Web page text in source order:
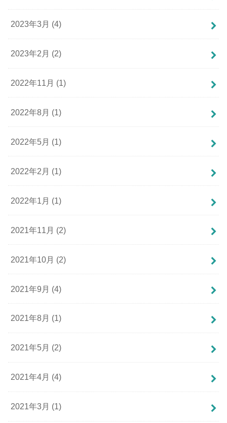
2023年3月 (4)
2023年2月 (2)
2022年11月 (1)
2022年8月 (1)
2022年5月 (1)
2022年2月 (1)
2022年1月 (1)
2021年11月 (2)
2021年10月 (2)
2021年9月 (4)
2021年8月 (1)
2021年5月 (2)
2021年4月 (4)
2021年3月 (1)